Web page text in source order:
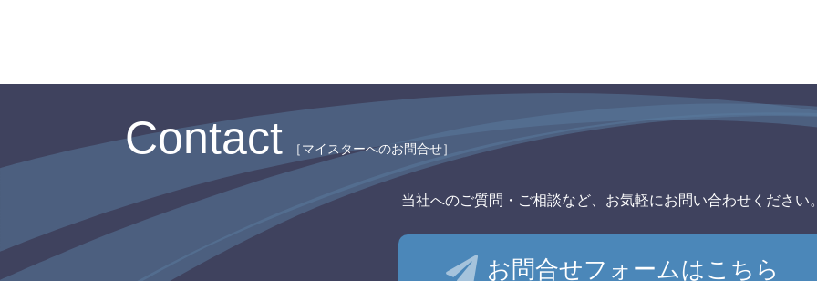
Contact ［マイスターへのお問合せ］
当社へのご質問・ご相談など、 お気軽にお問い合わせください
お問合せフォームはこちら